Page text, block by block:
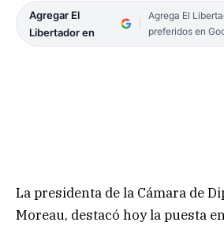
Agregar El
Libertador en
Agrega El
preferidos en
La presidenta de la Cámara de
Moreau, destacó hoy la puesta